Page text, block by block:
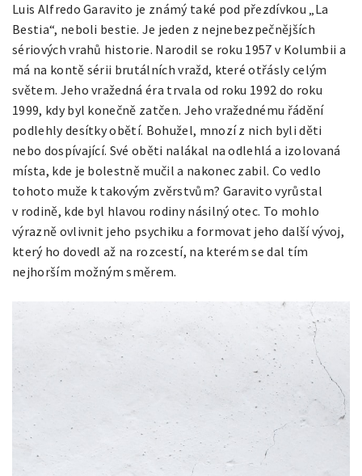
Luis Alfredo Garavito je známý také pod přezdívkou „La
Bestia“, neboli bestie. Je jeden z nejnebezpečnějších
sériových vrahů historie. Narodil se roku 1957 v Kolumbii a
má na kontě sérii brutálních vražd, které otřásly celým
světem. Jeho vražedná éra trvala od roku 1992 do roku
1999, kdy byl konečně zatčen. Jeho vražednému řádění
podlehly desítky obětí. Bohužel, mnozí z nich byli děti
nebo dospívající. Své oběti nalákal na odlehlá a izolovaná
místa, kde je bolestně mučil a nakonec zabil. Co vedlo
tohoto muže k takovým zvěrstvům? Garavito vyrůstal
v rodině, kde byl hlavou rodiny násilný otec. To mohlo
výrazně ovlivnit jeho psychiku a formovat jeho další vývoj,
který ho dovedl až na rozcestí, na kterém se dal tím
nejhorším možným směrem.